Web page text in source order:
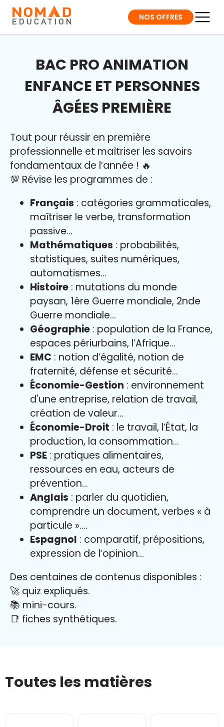
NOS OFFRES
BAC PRO ANIMATION
ENFANCE ET PERSONNES
ÂGÉES PREMIÈRE
Tout pour réussir en première
professionnelle et maîtriser les savoirs
fondamentaux de l’année ! 🔥
💯 Révise les programmes de :
Français : catégories grammaticales,
maîtriser le verbe, transformation
passive…
Mathématiques : probabilités,
statistiques, suites numériques,
automatismes…
Histoire : mutations du monde
paysan, 1ère Guerre mondiale, 2nde
Guerre mondiale…
Géographie : population de la France,
espaces périurbains, l’Afrique…
EMC : notion d’égalité, notion de
fraternité, défense et sécurité…
Économie-Gestion : environnement
d'une entreprise, relation de travail,
création de valeur…
Économie-Droit : le travail, l’État, la
production, la consommation…
PSE : pratiques alimentaires,
ressources en eau, acteurs de
prévention…
Anglais : parler du quotidien,
comprendre un document, verbes « à
particule »….
Espagnol : comparatif, prépositions,
expression de l’opinion…
Des centaines de contenus disponibles :
🚀 quiz expliqués.
📚 mini-cours.
📑 fiches synthétiques.
Toutes les matières